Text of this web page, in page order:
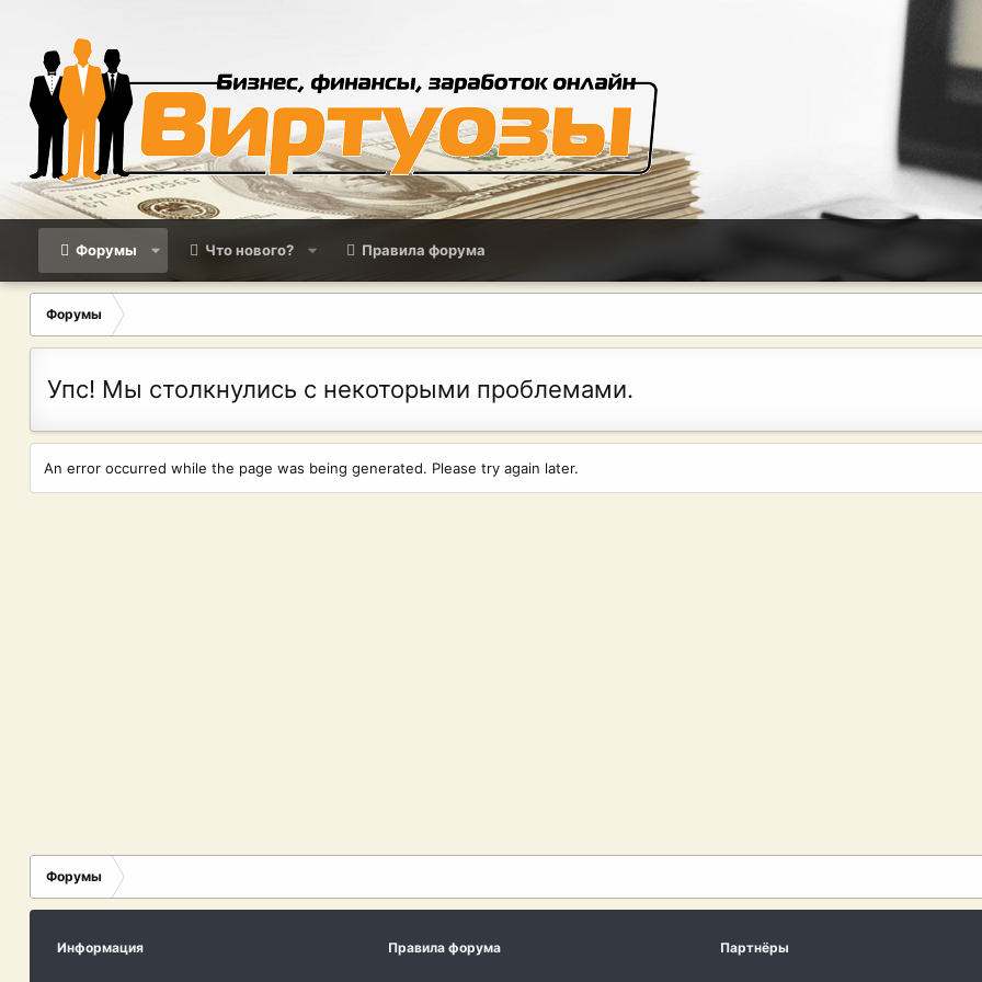
Форумы Что нового? Правила форума
Форумы
Упс! Мы столкнулись с некоторыми проблемами.
An error occurred while the page was being generated. Please try again later.
Форумы
Информация Правила форума Партнёры